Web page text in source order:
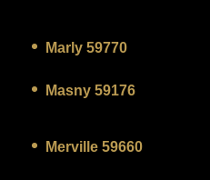
Marly 59770
Masny 59176
Merville 59660